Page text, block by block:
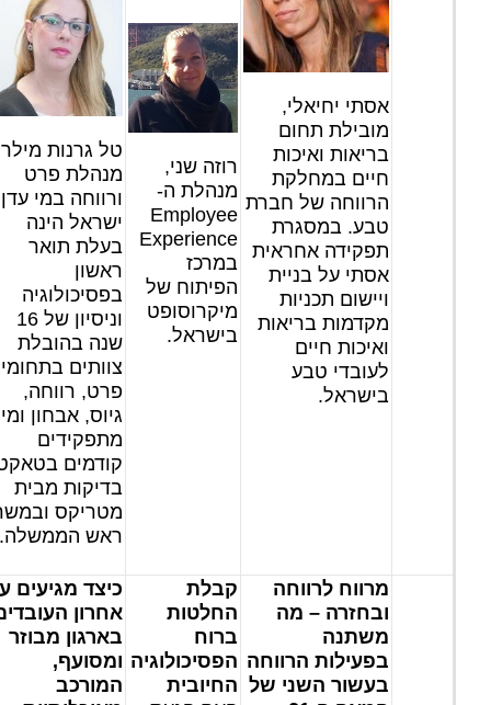
אסתי יחיאלי,
מובילת תחום
בריאות ואיכות
חיים במחלקת
הרווחה של חברת
טבע. במסגרת
תפקידה אחראית
אסתי על בניית
ויישום תכניות
מקדמות בריאות
ואיכות חיים
לעובדי טבע
בישראל.
רוזה שני,
מנהלת ה-
Employee
Experience
במרכז
הפיתוח של
מיקרוסופט
בישראל.
טל גרנות
מנהלת פרט
ורווחה במי עדן
ישראל הינה
בעלת תואר
ראשון
בפסיכולוגיה
וניסיון של 16
שנה בהובלת
צוותים בתחומי
פרט, רווחה,
גיוס, אבחון
מתפקידים
קודמים
בדיקות מבית
מטריקס
ראש
מרווח לרווחה
ובחזרה – מה
משתנה
בפעילות הרווחה
בעשור השני של
קבלת
החלטות
ברוח
הפסיכולוגיה
החיובית
כיצד מגיעים
אחרון
בארגון מבוזר
ומסועף,
המורכב